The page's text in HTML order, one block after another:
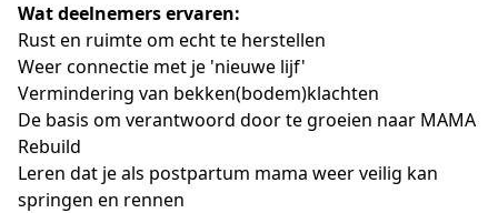
Wat deelnemers ervaren:
Rust en ruimte om echt te herstellen
Weer connectie met je 'nieuwe lijf'
Vermindering van bekken(bodem)klachten
De basis om verantwoord door te groeien naar MAMA
Rebuild
Leren dat je als postpartum mama weer veilig kan
springen en rennen